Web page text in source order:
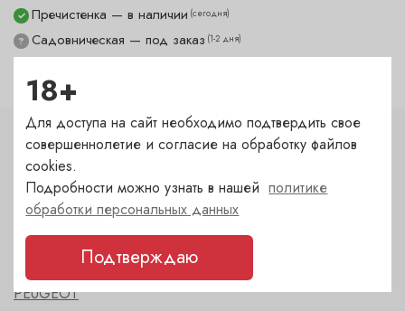
✓ Пречистенка — в наличии (сегодня)
? Садовническая — под заказ (1-2 дня)
Характеристики
Тип
Штопор
PEUGEOT
18+
Для доступа на сайт необходимо подтвердить свое
совершеннолетие и согласие на обработку файлов
cookies.
Подробности можно узнать в нашейполитике
обработки персональных данных
Подтверждаю